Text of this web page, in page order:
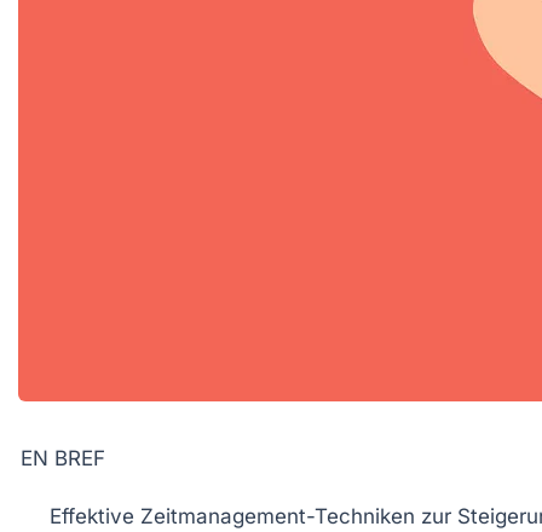
EN BREF
Effektive Zeitmanagement-Techniken zur